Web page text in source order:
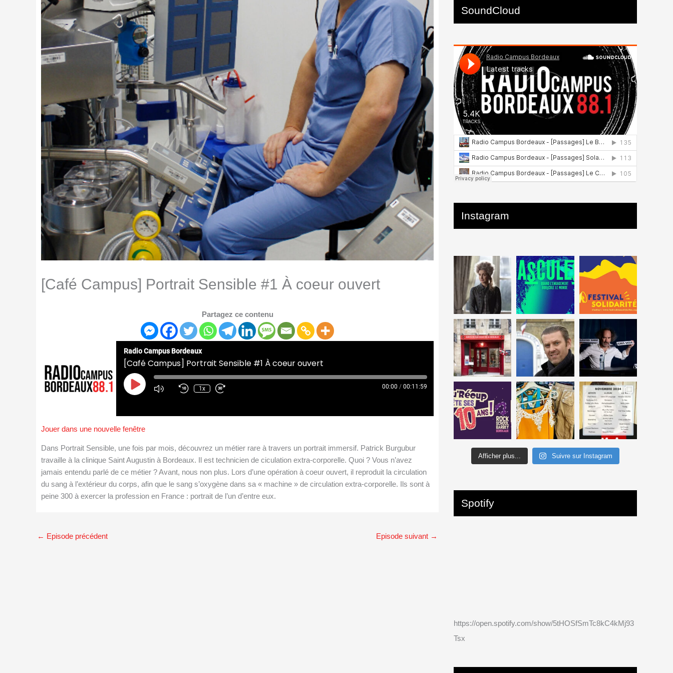
[Café Campus] Portrait Sensible #1 À coeur ouvert
Partagez ce contenu
Radio Campus Bordeaux
[Café Campus] Portrait Sensible #1 À coeur ouvert
Play
Episode
1x 00:00 / 00:11:59
Jouer dans une nouvelle fenêtre
Dans Portrait Sensible, une fois par mois, découvrez un métier rare à travers un portrait immersif. Patrick Burgubur
travaille à la clinique Saint Augustin à Bordeaux. Il est technicien de ciculation extra-corporelle. Quoi ? Vous n’avez
jamais entendu parlé de ce métier ? Avant, nous non plus. Lors d’une opération à coeur ouvert, il reproduit la circulation
du sang à l’extérieur du corps, afin que le sang s’oxygène dans sa « machine » de circulation extra-corporelle. Ils sont à
peine 300 à exercer la profession en France : portrait de l’un d’entre eux.
← Episode précédent Episode suivant →
SoundCloud
Instagram
Afficher plus... Suivre sur Instagram
Spotify
https://open.spotify.com/show/5tHOSfSmTc8kC4kMj93
Tsx